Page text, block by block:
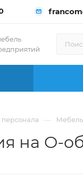
—
на О-